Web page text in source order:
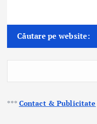
Căutare pe website:
*** Contact & Publicitate